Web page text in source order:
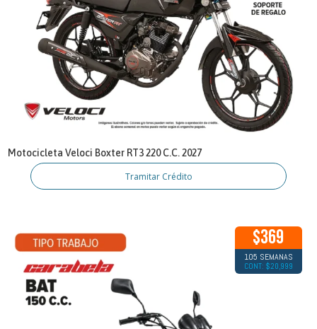
Motocicleta Veloci Boxter RT3 220 C.C. 2027
Tramitar Crédito
$369
105 SEMANAS
CONT: $20,999